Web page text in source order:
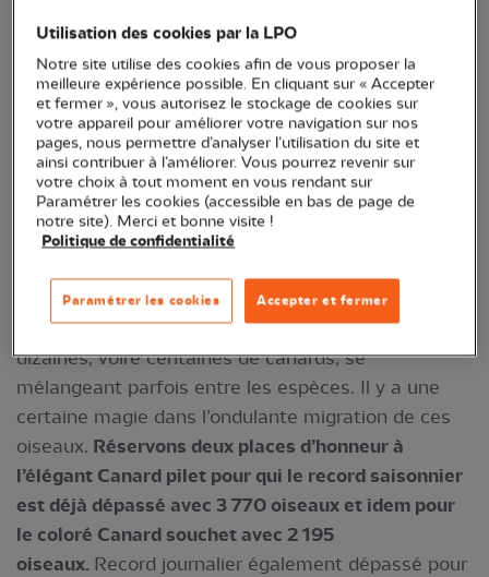
motivés !) a retrouvé la dune, qui ne cesse de se
transformer, et a construit une nouvelle fois
l’observatoire pour pouvoir compter tous les
oiseaux prêts à traverser l’estuaire de la Gironde
pour se reproduire plus au Nord.
Les stars de ce mois sont les canards, dont la
migration est toujours assez tôt en saison, qui
de 8 000 individus) ce début de suivi. Les jumelles
rivées sur l’océan ont pu détecter des lignes de
dizaines, voire centaines de canards, se
mélangeant parfois entre les espèces. Il y a une
certaine magie dans l’ondulante migration de ces
oiseaux. Réservons deux places d’honneur à
l’élégant Canard pilet pour qui le record saisonnier
est déjà dépassé avec 3 770 oiseaux et idem pour
le coloré Canard souchet avec 2 195
oiseaux. Record journalier également dépassé pour
Utilisation des cookies par la LPO
Notre site utilise des cookies afin de vous proposer la
meilleure expérience possible. En cliquant sur « Accepter
et fermer », vous autorisez le stockage de cookies sur
votre appareil pour améliorer votre navigation sur nos
pages, nous permettre d’analyser l’utilisation du site et
ainsi contribuer à l’améliorer. Vous pourrez revenir sur
votre choix à tout moment en vous rendant sur
Paramétrer les cookies (accessible en bas de page de
notre site). Merci et bonne visite !
Politique de confidentialité
Accepter et fermer
Paramétrer les cookies